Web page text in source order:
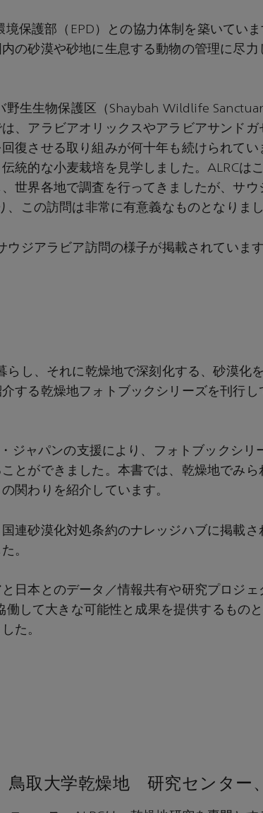
保護部（EPD）との協力体制を築いていま
の砂漠や砂地に生息する動物の管理に尽力
野生生物保護区（Shaybah Wildlife
、アラビアオリックスやアラビアサンドガ
復させる取り組みが何十年も続けられてい
統的な小麦栽培を見学しました。ALRCは
世界各地で調査を行ってきましたが、サウ
、この訪問は非常に有意義なものとなりまし
ジアラビア訪問の様子が掲載されています
らし、それに乾燥地で深刻化する、砂漠化
する乾燥地フォトブックシリーズを刊行し
ジャパンの支援により、フォトブックシリ
ことができました。本書では、乾燥地でみら
関わりを紹介しています。
連砂漠化対処条約のナレッジハブに掲載さ
。
日本とのデータ／情報共有や研究プロジェ
働して大きな可能性と成果を提供するもの
た。
鳥取大学乾燥地 研究センター